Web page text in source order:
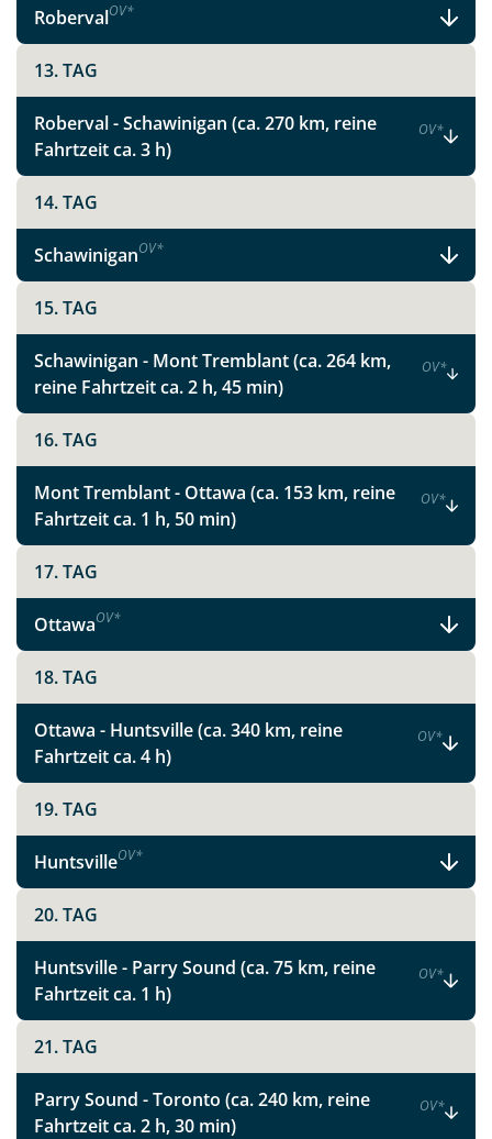
Teile diese Reise
Faszinierende Nationalparks und
pulsierende Metropolen in Ostkanada
Facebook
Instagram
X
WhatsApp
Telegram
per E-Mail senden
Link kopieren
RobervalOV*
13. TAG
Roberval - Schawinigan (ca. 270 km, reine
Fahrtzeit ca. 3 h)
OV*
14. TAG
SchawiniganOV*
15. TAG
Schawinigan - Mont Tremblant (ca. 264 km,
reine Fahrtzeit ca. 2 h, 45 min)
OV*
16. TAG
Mont Tremblant - Ottawa (ca. 153 km, reine
Fahrtzeit ca. 1 h, 50 min)
OV*
17. TAG
OttawaOV*
18. TAG
Ottawa - Huntsville (ca. 340 km, reine
Fahrtzeit ca. 4 h)
OV*
19. TAG
HuntsvilleOV*
20. TAG
Huntsville - Parry Sound (ca. 75 km, reine
Fahrtzeit ca. 1 h)
OV*
21. TAG
Parry Sound - Toronto (ca. 240 km, reine
Fahrtzeit ca. 2 h, 30 min)
OV*